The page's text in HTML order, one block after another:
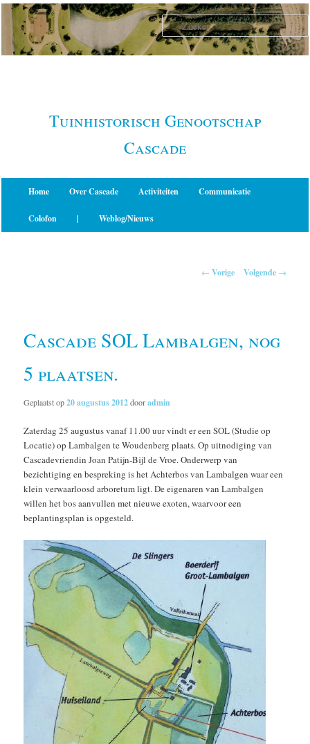
Spring
naar
primaire
Tuinhistorisch Genootschap
Cascade
Home Over Cascade Activiteiten Communicatie
Colofon | Weblog/Nieuws
← Vorige Volgende →
Cascade SOL Lambalgen, nog
5 plaatsen.
Geplaatst op20 augustus 2012dooradmin
Zaterdag 25 augustus vanaf 11.00 uur vindt er een SOL (Studie op
Locatie) op Lambalgen te Woudenberg plaats. Op uitnodiging van
Cascadevriendin Joan Patijn-Bijl de Vroe. Onderwerp van
bezichtiging en bespreking is het Achterbos van Lambalgen waar een
klein verwaarloosd arboretum ligt. De eigenaren van Lambalgen
willen het bos aanvullen met nieuwe exoten, waarvoor een
beplantingsplan is opgesteld.